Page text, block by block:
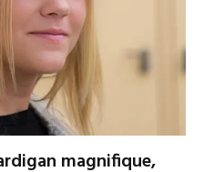
magnifique,